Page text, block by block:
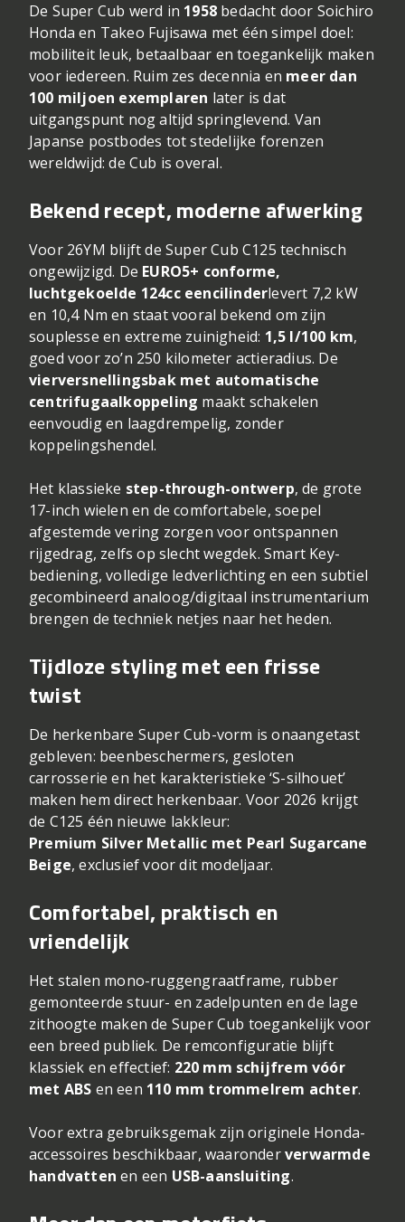
De Super Cub werd in 1958 bedacht door Soichiro
Honda en Takeo Fujisawa met één simpel doel:
mobiliteit leuk, betaalbaar en toegankelijk maken
voor iedereen. Ruim zes decennia en meer dan
100 miljoen exemplaren later is dat
uitgangspunt nog altijd springlevend. Van
Japanse postbodes tot stedelijke forenzen
wereldwijd: de Cub is overal.
Bekend recept, moderne afwerking
Voor 26YM blijft de Super Cub C125 technisch
ongewijzigd. De EURO5+ conforme,
luchtgekoelde 124cc eencilinderlevert 7,2 kW
en 10,4 Nm en staat vooral bekend om zijn
souplesse en extreme zuinigheid: 1,5 l/100 km,
goed voor zo’n 250 kilometer actieradius. De
vierversnellingsbak met automatische
centrifugaalkoppeling maakt schakelen
eenvoudig en laagdrempelig, zonder
koppelingshendel.
Het klassieke step-through-ontwerp, de grote
17-inch wielen en de comfortabele, soepel
afgestemde vering zorgen voor ontspannen
rijgedrag, zelfs op slecht wegdek. Smart Key-
bediening, volledige ledverlichting en een subtiel
gecombineerd analoog/digitaal instrumentarium
brengen de techniek netjes naar het heden.
Tijdloze styling met een frisse
twist
De herkenbare Super Cub-vorm is onaangetast
gebleven: beenbeschermers, gesloten
carrosserie en het karakteristieke ‘S-silhouet’
maken hem direct herkenbaar. Voor 2026 krijgt
de C125 één nieuwe lakkleur:
Premium Silver Metallic met Pearl Sugarcane
Beige, exclusief voor dit modeljaar.
Comfortabel, praktisch en
vriendelijk
Het stalen mono-ruggengraatframe, rubber
gemonteerde stuur- en zadelpunten en de lage
zithoogte maken de Super Cub toegankelijk voor
een breed publiek. De remconfiguratie blijft
klassiek en effectief: 220 mm schijfrem vóór
met ABS en een 110 mm trommelrem achter.
Voor extra gebruiksgemak zijn originele Honda-
accessoires beschikbaar, waaronderverwarmde
handvatten en een USB-aansluiting.